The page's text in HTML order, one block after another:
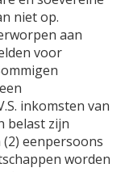
niet op.
aan
voor
inkomsten van
belast zijn
eenpersoons
worden